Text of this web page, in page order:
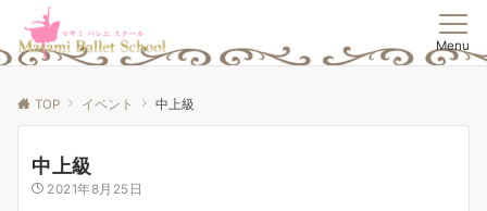
Menu
TOP イベント 中上級
中上級
2021年8月25日